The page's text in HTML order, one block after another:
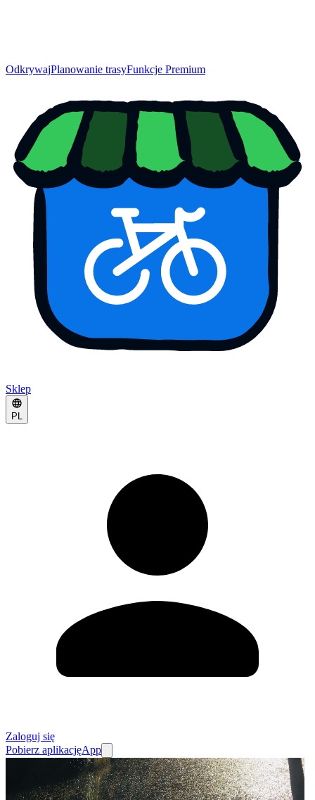
OdkrywajPlanowanie trasyFunkcje Premium
Sklep
PL
Zaloguj się
Pobierz aplikacjęApp